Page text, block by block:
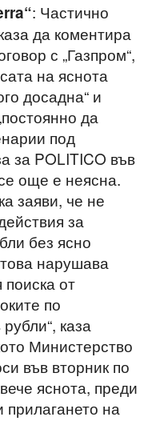
: Частично
да коментира
с „Газпром“,
на яснота
досадна“ и
да
под
за POLITICO във
още е неясна.
заяви, че не
за
без ясно
нарушава
от
по
каза
Министерство
във вторник по
яснота, преди
на